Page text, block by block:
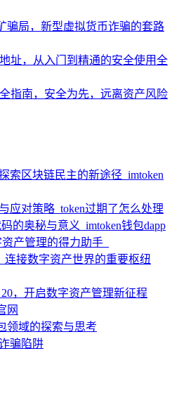
骗局，新型虚拟货币诈骗的套路
址，从入门到精通的安全使用全
指南，安全为先，远离资产风险
索区块链民主的新途径_imtoken
应对策略_token过期了怎么处理
的奥秘与意义_imtoken钱包dapp
产管理的得力助手_
连接数字资产世界的重要枢纽
，开启数字资产管理新征程
网
领域的探索与思考
骗陷阱